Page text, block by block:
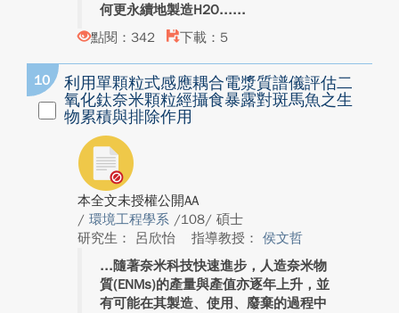
何更永續地製造H2O...
點閱：342
下載：5
10
利用單顆粒式感應耦合電漿質譜儀評估二
氧化鈦奈米顆粒經攝食暴露對斑馬魚之生
物累積與排除作用
本全文未授權公開AA
/ 環境工程學系 /108/ 碩士
研究生： 呂欣怡
指導教授： 侯文哲
隨著奈米科技快速進步，人造奈米物
質(ENMs)的產量與產值亦逐年上升，並
有可能在其製造、使用、廢棄的過程中